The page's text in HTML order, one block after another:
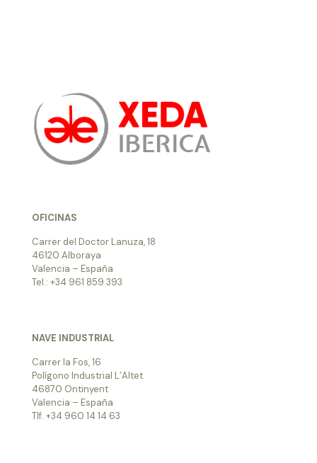
OFICINAS
Carrer del Doctor Lanuza, 18
46120 Alboraya
Valencia – España
Tel.: +34 961 859 393
NAVE INDUSTRIAL
Carrer la Fos, 16
Polígono Industrial L’Altet
46870 Ontinyent
Valencia – España
Tlf. +34 960 14 14 63